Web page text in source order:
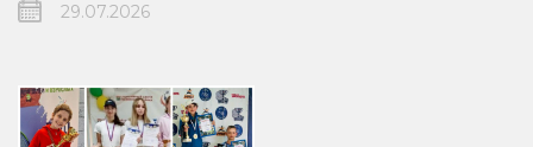
29.07.2026